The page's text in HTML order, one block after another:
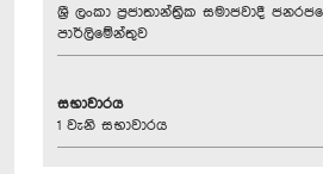
ශ්‍රී ලංකා ප්‍රජාතාන්ත්‍රික සමාජවාදී
පාර්ලිමේන්තුව
සභාවාරය
1 වැනි සභාවාරය